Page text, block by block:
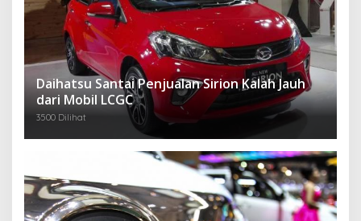
Daihatsu Santai Penjualan Sirion Kalah Jauh
dari Mobil LCGC
3500 Dilihat